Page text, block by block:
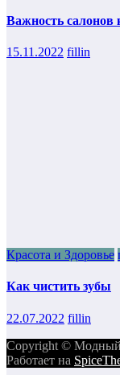
Важность салонов
15.11.2022 fillin
Красота и Здоровье
Как чистить зубы
22.07.2022 fillin
Copyright © Модный
Работает на